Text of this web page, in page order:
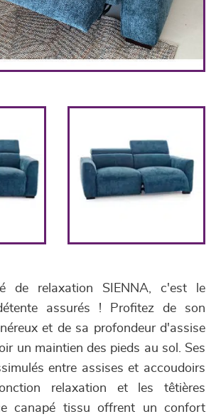
de relaxation SIENNA, c'est le
assurés ! Profitez de son
et de sa profondeur d'assise
un maintien des pieds au sol. Ses
entre assises et accoudoirs
relaxation et les têtières
canapé tissu offrent un confort